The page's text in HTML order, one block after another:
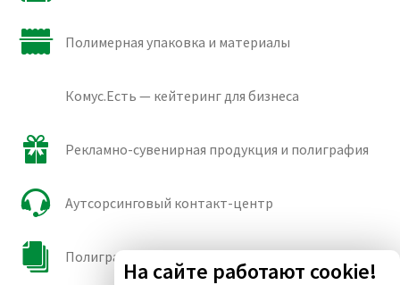
Полимерная упаковка и материалы
Комус.Есть — кейтеринг для бизнеса
Рекламно-сувенирная продукция и полиграфия
Аутсорсинговый контакт-центр
Полиграфические сорта бумаги и картона
На сайте работают cookie!